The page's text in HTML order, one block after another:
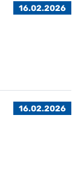
16.02.2026
16.02.2026